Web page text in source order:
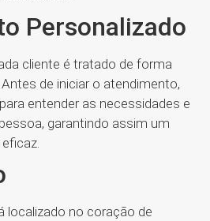
Personalizado
cliente é tratado de forma
de iniciar o atendimento,
entender as necessidades e
garantindo assim um
localizado no coração de